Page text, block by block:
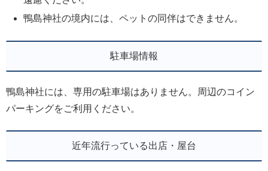
鴨島神社の境内には、ペットの同伴はできません。
駐車場情報
鴨島神社には、専用の駐車場はありません。周辺のコイン
パーキングをご利用ください。
近年流行っている出店・屋台